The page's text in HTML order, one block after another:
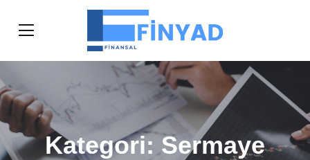
Kategori: Sermaye